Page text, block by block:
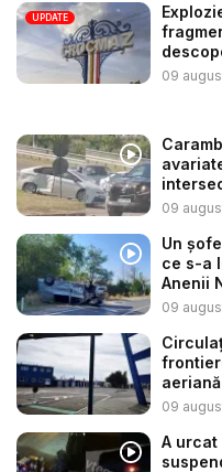
UPDATE
09
09
Un
ce s-a
Anenii
09
09
A urcat